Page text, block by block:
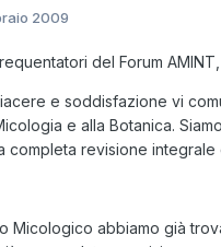
2009
del Forum AMINT,
e soddisfazione vi
e alla Botanica.
completa revisione
Micologico abbiamo già